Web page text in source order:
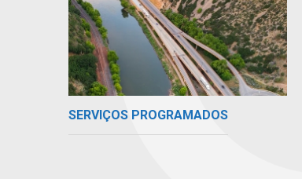
SERVIÇOS PROGRAMADOS